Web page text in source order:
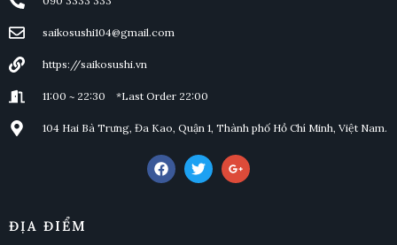
saikosushi104@gmail.com
https://saikosushi.vn
11:00 ~ 22:30 *Last Order 22:00
104 Hai Bà Trưng, Đa Kao, Quận 1, Thành phố Hồ Chí Minh, Việt Nam.
ĐỊA ĐIỂM